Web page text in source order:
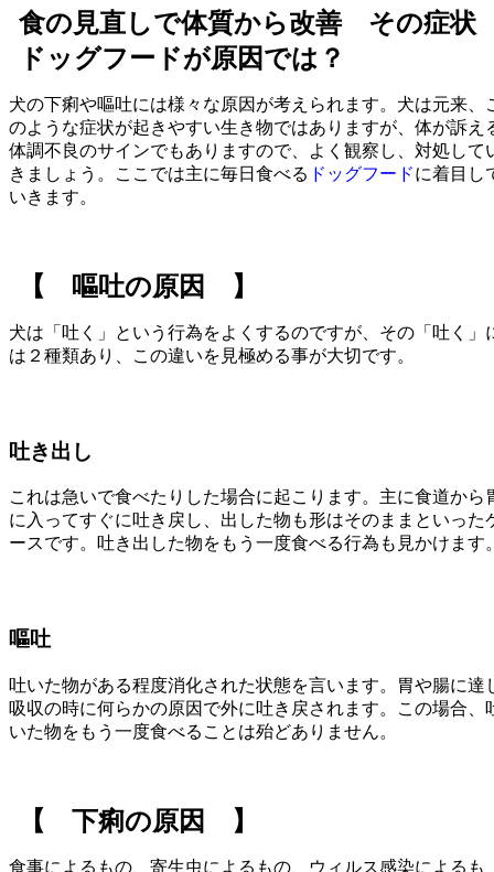
食の見直しで体質から改善 その症状
ドッグフードが原因では？
犬の下痢や嘔吐には様々な原因が考えられます。犬は元来、
のような症状が起きやすい生き物ではありますが、体が訴え
体調不良のサインでもありますので、よく観察し、対処して
きましょう。ここでは主に毎日食べる ドッグフードに着目し
いきます。
【 嘔吐の原因 】
犬は「吐く」という行為をよくするのですが、その「吐く」
は２種類あり、この違いを見極める事が大切です。
吐き出し
これは急いで食べたりした場合に起こります。主に食道から
に入ってすぐに吐き戻し、出した物も形はそのままといった
ースです。吐き出した物をもう一度食べる行為も見かけます
嘔吐
吐いた物がある程度消化された状態を言います。胃や腸に達
吸収の時に何らかの原因で外に吐き戻されます。この場合、
いた物をもう一度食べることは殆どありません。
【 下痢の原因 】
食事によるもの、寄生虫によるもの、ウィルス感染によるも